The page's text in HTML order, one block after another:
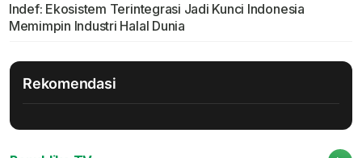
Indef: Ekosistem Terintegrasi Jadi Kunci Indonesia
Memimpin Industri Halal Dunia
Rekomendasi